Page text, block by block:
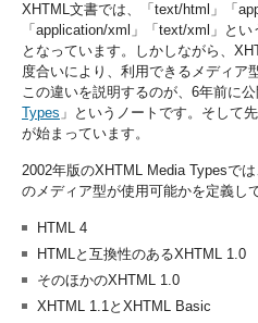
XHTML文書では、「text/html」「
「application/xml」「text/xml」と
となっています。しかしながら、
度合いにより、利用できるメディア
この違いを説明するのが、6年前に公
Types 」というノートです。そして
が始まっています。
2002年版のXHTML Media Typesで
のメディア型が使用可能かを定義し
HTML 4
HTMLと互換性のあるXHTML 1.0
そのほかのXHTML 1.0
XHTML 1.1とXHTML Basic